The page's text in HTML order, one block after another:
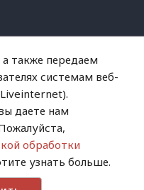
также передаем
системам веб-
даете нам
обработки
узнать больше.